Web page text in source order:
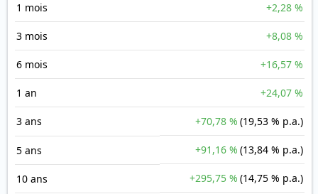
1 mois +2,28 %
3 mois +8,08 %
6 mois +16,57 %
1 an +24,07 %
3 ans +70,78 % (19,53 % p.a.)
5 ans +91,16 % (13,84 % p.a.)
10 ans +295,75 % (14,75 % p.a.)